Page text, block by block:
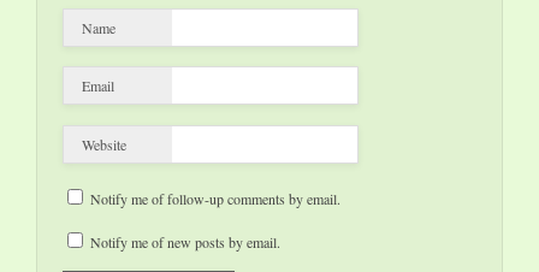
Name
Email
Website
Notify me of follow-up comments by email.
Notify me of new posts by email.